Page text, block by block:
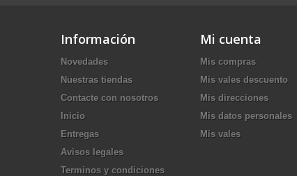
Información
Novedades
Nuestras tiendas
Contacte con nosotros
Inicio
Entregas
Avisos legales
Terminos y condiciones
Mi cuenta
Mis compras
Mis vales descuento
Mis direcciones
Mis datos personales
Mis vales